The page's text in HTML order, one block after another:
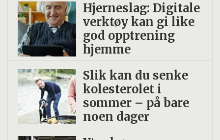
Hjerneslag: Digitale
verktøy kan gi like
god opptrening
hjemme
Slik kan du senke
kolesterolet i
sommer – på bare
noen dager